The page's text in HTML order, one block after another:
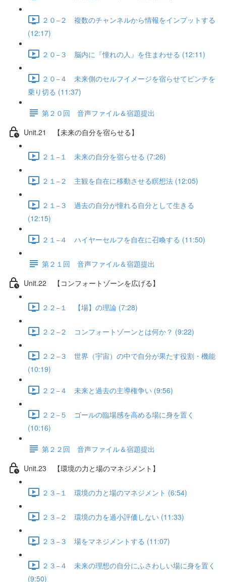
２０−２ 複数のチャンネルから情報をインプットする
(12:17)
２０−３ 脳内に『憧れの人』を住まわせる (12:11)
２０−４ 未来側のセルフイメージを宿らせてピンチを
乗り切る (11:37)
第２０回 音声ファイル＆宿題提出
Unit.21 【未来の自分を宿らせる】
２１−１ 未来の自分を宿らせる (7:26)
２１−２ 主観を自在に移動させる瞑想法 (12:05)
２１−３ 過去の自分が憧れる自分として生きる
(12:15)
２１−４ ハイヤーセルフを自在に召喚する (11:50)
第２１回 音声ファイル＆宿題提出
Unit.22 【コンフォートゾーンを広げる】
２２−１ 【場】の理論 (7:28)
２２−２ コンフォートゾーンとは何か？ (9:22)
２２−３ 世界（宇宙）の中で自分が果たす役割・機能
(10:19)
２２−４ 未来と過去の主導権争い (9:56)
２２−５ ゴールの臨場感を高める場に身を置く
(10:16)
第２２回 音声ファイル＆宿題提出
Unit.23 【環境の力と場のマネジメント】
２３−１ 環境の力と場のマネジメント (6:54)
２３−２ 環境の力を過小評価しない (11:33)
２３−３ 場をマネジメントする (11:07)
２３−４ 未来の理想の自分にふさわしい場に身を置く
(9:50)